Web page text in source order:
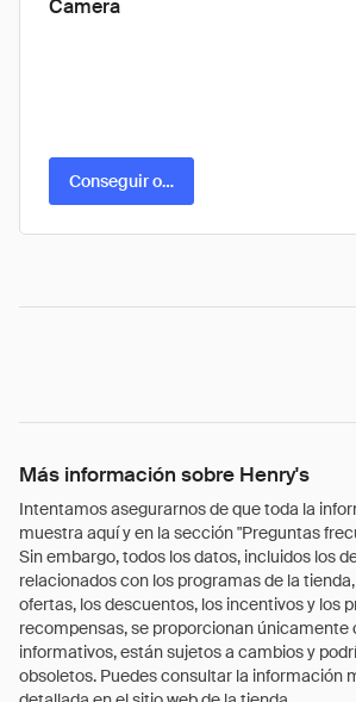
Camera
Conseguir oferta
Más información sobre Henry's
Intentamos asegurarnos de que toda la
muestra aquí y en la sección "Preguntas
Sin embargo, todos los datos, incluidos los
relacionados con los programas de la
ofertas, los descuentos, los incentivos y los
recompensas, se proporcionan únicamente
informativos, están sujetos a cambios y
obsoletos. Puedes consultar la información